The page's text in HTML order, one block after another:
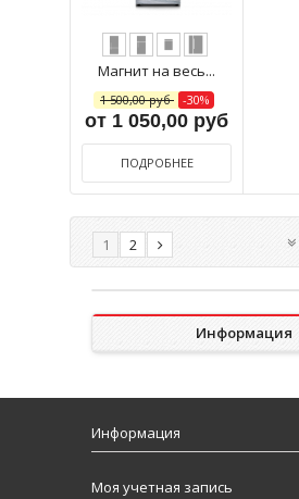
Магнит на весь...
1 500,00 руб -30%
от 1 050,00 руб
ПОДРОБНЕЕ
1 2
Информация
Информация
Моя учетная запись